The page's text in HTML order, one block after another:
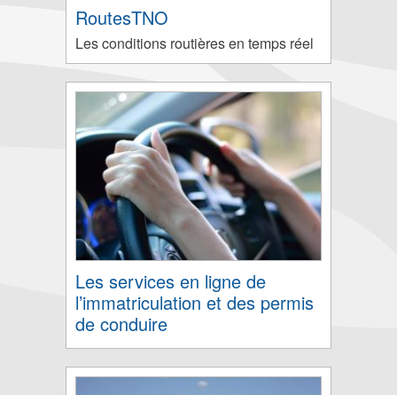
RoutesTNO
Les conditions routières en temps réel
Les services en ligne de
l’immatriculation et des permis
de conduire